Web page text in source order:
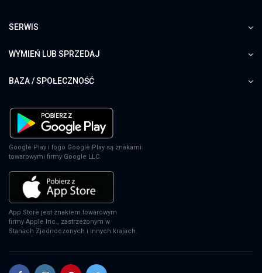
SERWIS
WYMIEŃ LUB SPRZEDAJ
BAZA / SPOŁECZNOŚĆ
Google Play i logo Google Play są znakami
towarowymi firmy Google LLC.
App Store jest znakiem towarowym
firmy Apple Inc., zastrzeżonym w
Stanach Zjednoczonych i innych krajach.